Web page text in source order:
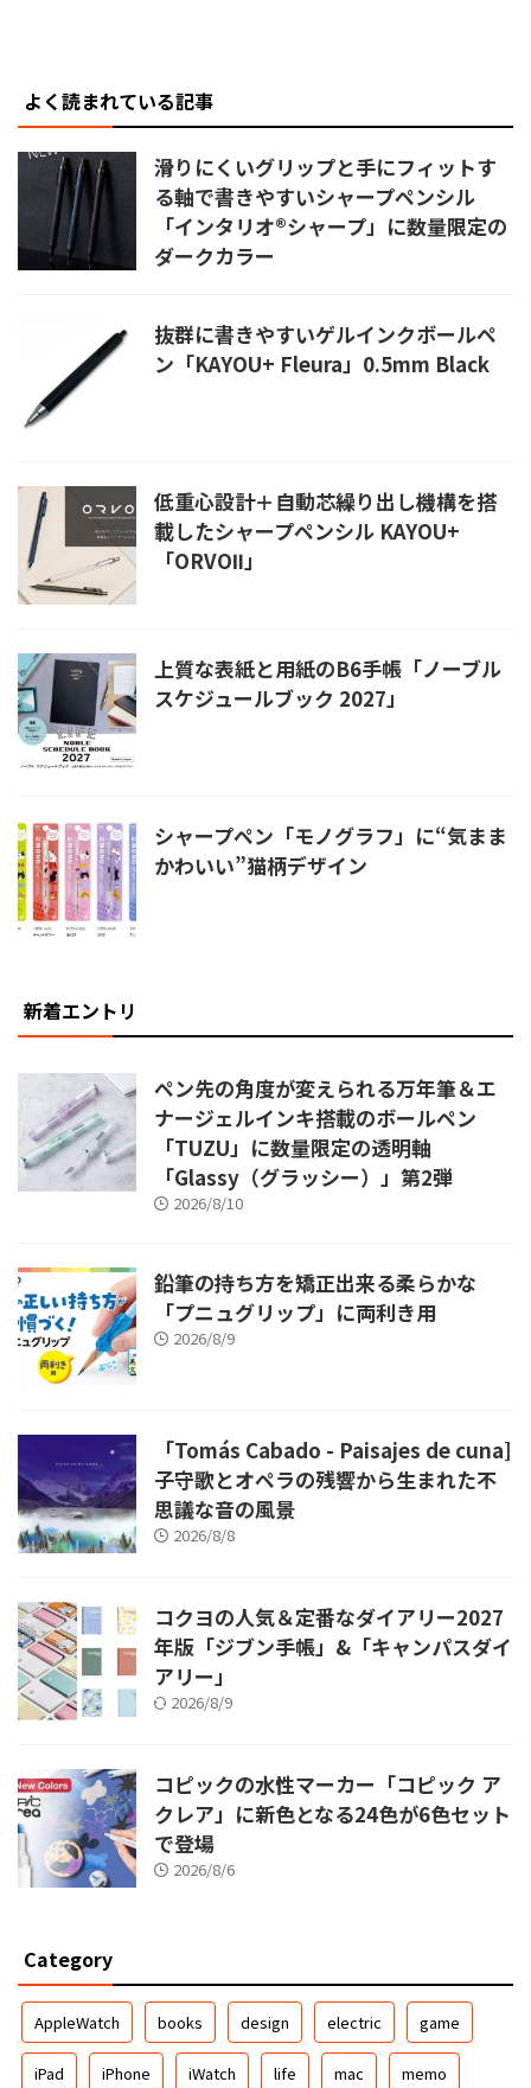
よく読まれている記事
滑りにくいグリップと手にフィットす
る軸で書きやすいシャープペンシル
「インタリオ®シャープ」に数量限定の
ダークカラー
抜群に書きやすいゲルインクボールペ
ン「KAYOU+ Fleura」0.5mm Black
低重心設計＋自動芯繰り出し機構を搭
載したシャープペンシル KAYOU+
「ORVOⅡ」
上質な表紙と用紙のB6手帳「ノーブル
スケジュールブック 2027」
シャープペン「モノグラフ」に“気まま
かわいい”猫柄デザイン
新着エントリ
ペン先の角度が変えられる万年筆＆エ
ナージェルインキ搭載のボールペン
「TUZU」に数量限定の透明軸
「Glassy（グラッシー）」第2弾
2026/8/10
鉛筆の持ち方を矯正出来る柔らかな
「プニュグリップ」に両利き用
2026/8/9
「Tomás Cabado - Paisajes de cuna]
子守歌とオペラの残響から生まれた不
思議な音の風景
2026/8/8
コクヨの人気＆定番なダイアリー2027
年版「ジブン手帳」&「キャンパスダイ
アリー」
2026/8/9
コピックの水性マーカー「コピック ア
クレア」に新色となる24色が6色セット
で登場
2026/8/6
Category
AppleWatch books design electric game
iPad iPhone iWatch life mac memo